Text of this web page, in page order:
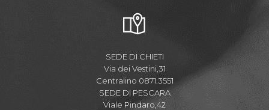
SEDE DI CHIETI
Via dei Vestini,31
Centralino 0871.3551
SEDE DI PESCARA
Viale Pindaro,42